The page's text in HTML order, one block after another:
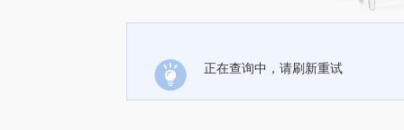
正在查询中，请刷新重试